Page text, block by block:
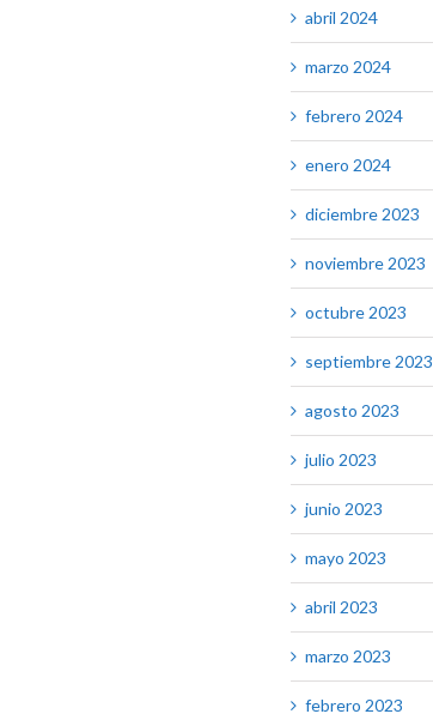
abril 2024
marzo 2024
febrero 2024
enero 2024
diciembre 2023
noviembre 2023
octubre 2023
septiembre 2023
agosto 2023
julio 2023
junio 2023
mayo 2023
abril 2023
marzo 2023
febrero 2023